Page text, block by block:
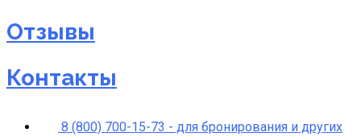
Отзывы
Контакты
8 (800) 700-15-73 - для бронирования и других